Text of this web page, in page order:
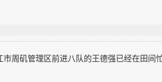
周矶管理区前进八队的王德强已经在田间